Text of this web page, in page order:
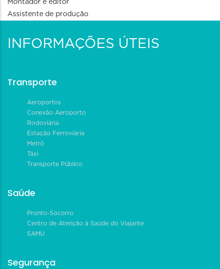
Montador e editor
Assistente de produção
INFORMAÇÕES ÚTEIS
Transporte
Aeroportos
Conexão Aeroporto
Rodoviária
Estação Ferroviária
Metrô
Táxi
Transporte Público
Saúde
Pronto-Socorro
Centro de Atenção à Saúde do Viajante
SAMU
Segurança